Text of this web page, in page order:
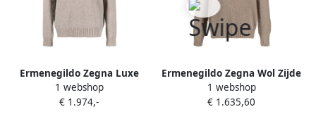
Ermenegildo Zegna Luxe
Cashmere Rollneck Coltrui
Beige Heren
1 webshop
€ 1.974,-
Ermenegildo Zegna Wol Zijde
Coltrui Beige Heren
1 webshop
€ 1.635,60